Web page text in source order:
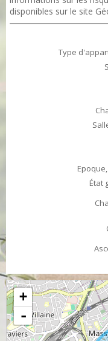
disponibles sur le site
Type
État
+
-